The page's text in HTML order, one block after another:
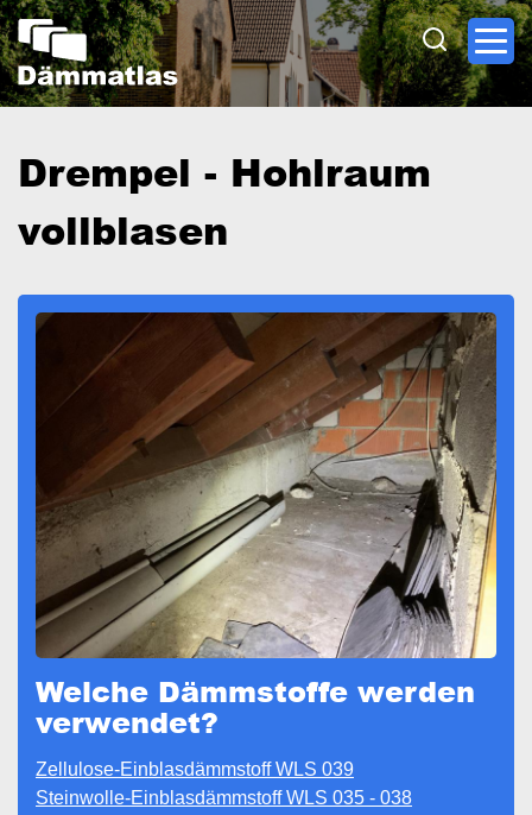
Direkt
zum
Inhalt
Drempel - Hohlraum
vollblasen
Image
Welche Dämmstoffe werden
verwendet?
Zellulose-Einblasdämmstoff WLS 039
Steinwolle-Einblasdämmstoff WLS 035 - 038